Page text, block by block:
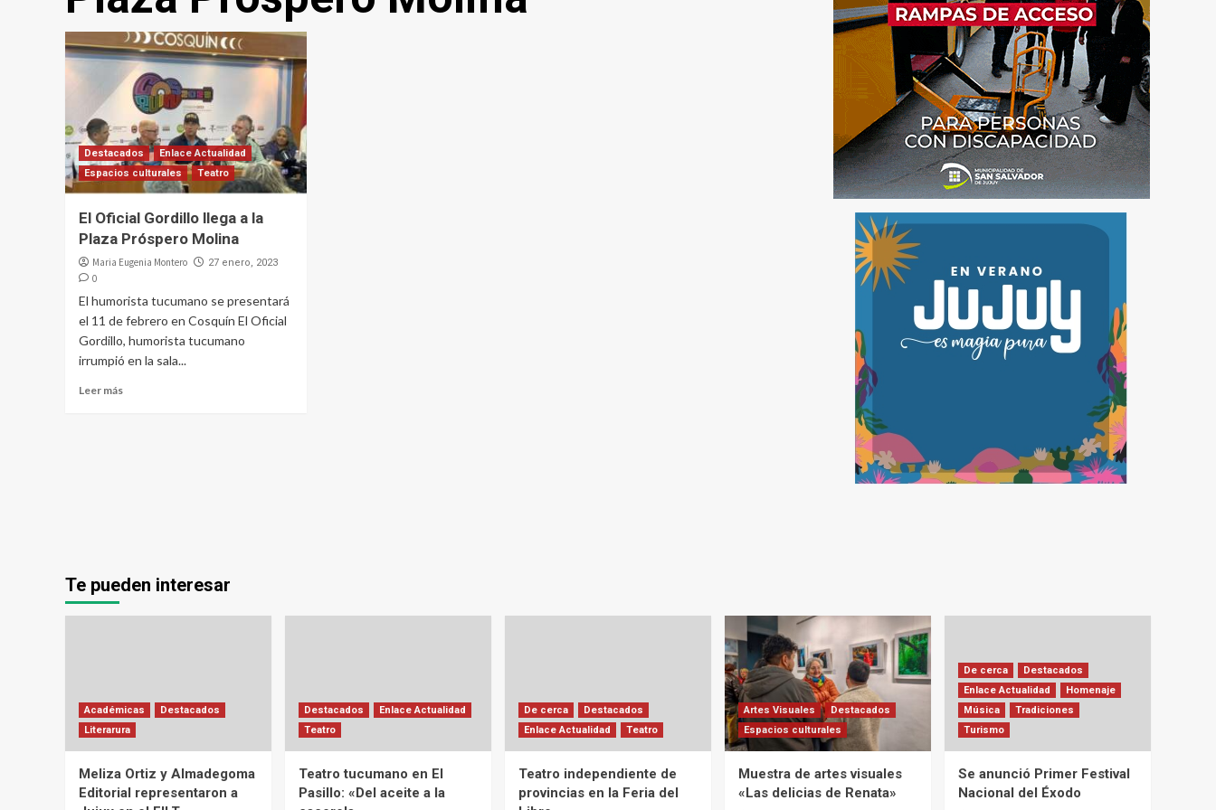
Destacados
Enlace Actualidad
Espacios culturales
Teatro
El Oficial Gordillo llega a la
Plaza Próspero Molina
Maria Eugenia Montero 27 enero, 2023
0
El humorista tucumano se presentará
el 11 de febrero en Cosquín El Oficial
Gordillo, humorista tucumano
irrumpió en la sala...
Leer más
Te pueden interesar
Académicas
Destacados
Literarura
Meliza Ortiz y Almadegoma
Editorial representaron a
Destacados
Enlace Actualidad
Teatro
Teatro tucumano en El
Pasillo: «Del aceite a la
De cerca
Destacados
Enlace Actualidad
Teatro
Teatro independiente de
provincias en la Feria del
Artes Visuales
Destacados
Espacios culturales
Muestra de artes visuales
«Las delicias de Renata»
De cerca
Destacados
Enlace Actualidad
Homenaje
Música
Tradiciones
Turismo
Se anunció Primer Festival
Nacional del Éxodo